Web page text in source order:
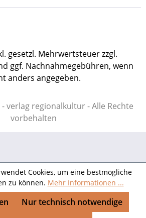
gesetzl. Mehrwertsteuer zzgl.
ggf. Nachnahmegebühren, wenn
anders angegeben.
verlag regionalkultur - Alle Rechte
vorbehalten
Cookies, um eine bestmögliche
zu können. Mehr Informationen ...
Nur technisch notwendige